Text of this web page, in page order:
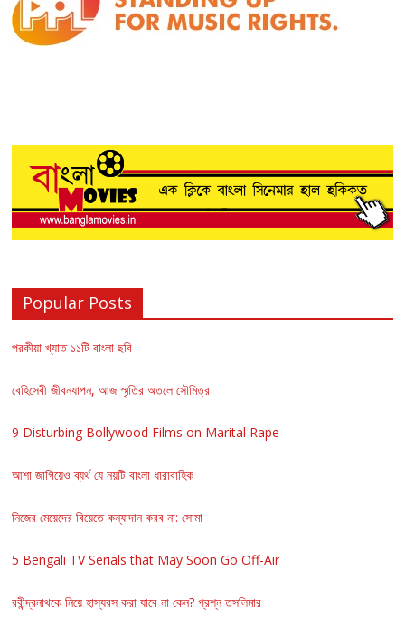
Popular Posts
পরকীয়া খ্যাত ১১টি বাংলা ছবি
বেহিসেবী জীবনযাপন, আজ স্মৃতির অতলে সৌমিত্র
9 Disturbing Bollywood Films on Marital Rape
আশা জাগিয়েও ব্যর্থ যে নয়টি বাংলা ধারাবাহিক
নিজের মেয়েদের বিয়েতে কন্যাদান করব না: সোমা
5 Bengali TV Serials that May Soon Go Off-Air
রবীন্দ্রনাথকে নিয়ে হাস্যরস করা যাবে না কেন? প্রশ্ন তসলিমার